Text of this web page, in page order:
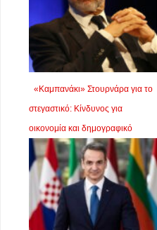
«Καμπανάκι» Στουρνάρα για το
στεγαστικό: Κίνδυνος για
οικονομία και δημογραφικό